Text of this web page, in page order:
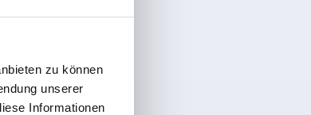
zu können
unserer
Informationen